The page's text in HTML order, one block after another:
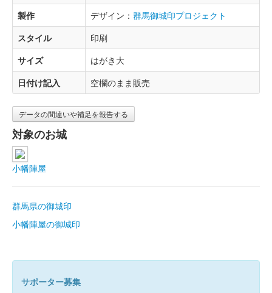
製作
デザイン： 群馬御城印プロジェクト
スタイル
印刷
サイズ
はがき大
日付け記入
空欄のまま販売
データの間違いや補足を報告する
対象のお城
小幡陣屋
群馬県の御城印
小幡陣屋の御城印
サポーター募集